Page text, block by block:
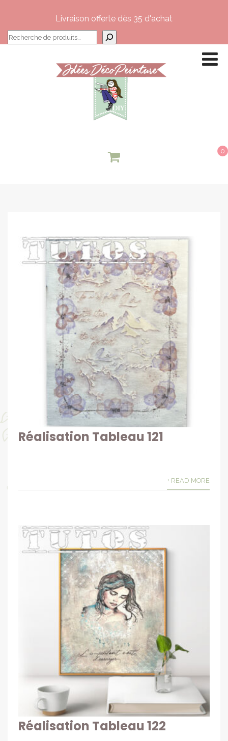
Livraison offerte dès 35 d'achat
0
Réalisation Tableau 121
+ READ MORE
Réalisation Tableau 122